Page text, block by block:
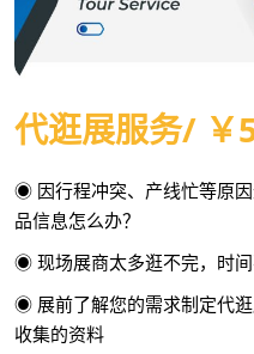
代逛展服务/ ￥
◉ 因行程冲突、产线忙等原
品信息怎么办？
◉ 现场展商太多逛不完，时间
◉ 展前了解您的需求制定代
收集的资料